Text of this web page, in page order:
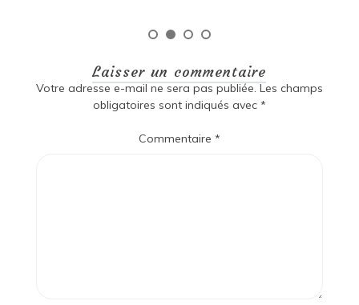
Laisser un commentaire
Votre adresse e-mail ne sera pas publiée. Les champs
obligatoires sont indiqués avec *
Commentaire *